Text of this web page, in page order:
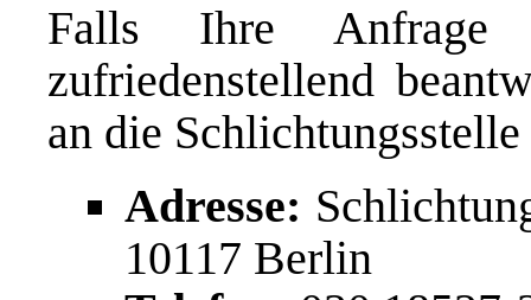
Falls Ihre Anfrage
zufriedenstellend
an die
Adresse:
10117 Berlin